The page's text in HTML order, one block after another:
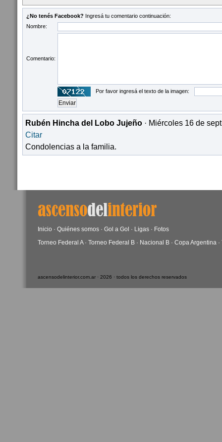
¿No tenés Facebook? Ingresá tu comentario continuación:
Nombre:
Comentario:
Por favor ingresá el texto de la imagen:
Rubén Hincha del Lobo Jujeño · Miércoles 16 de
Citar
Condolencias a la familia.
Inicio · Quiénes somos · Gol a Gol · Ligas · Fotos
Torneo Federal A· Torneo Federal B · Nacional B · Copa Argentina ·
ascensodelinterior.com.ar · 2026 · todos los derechos reservados